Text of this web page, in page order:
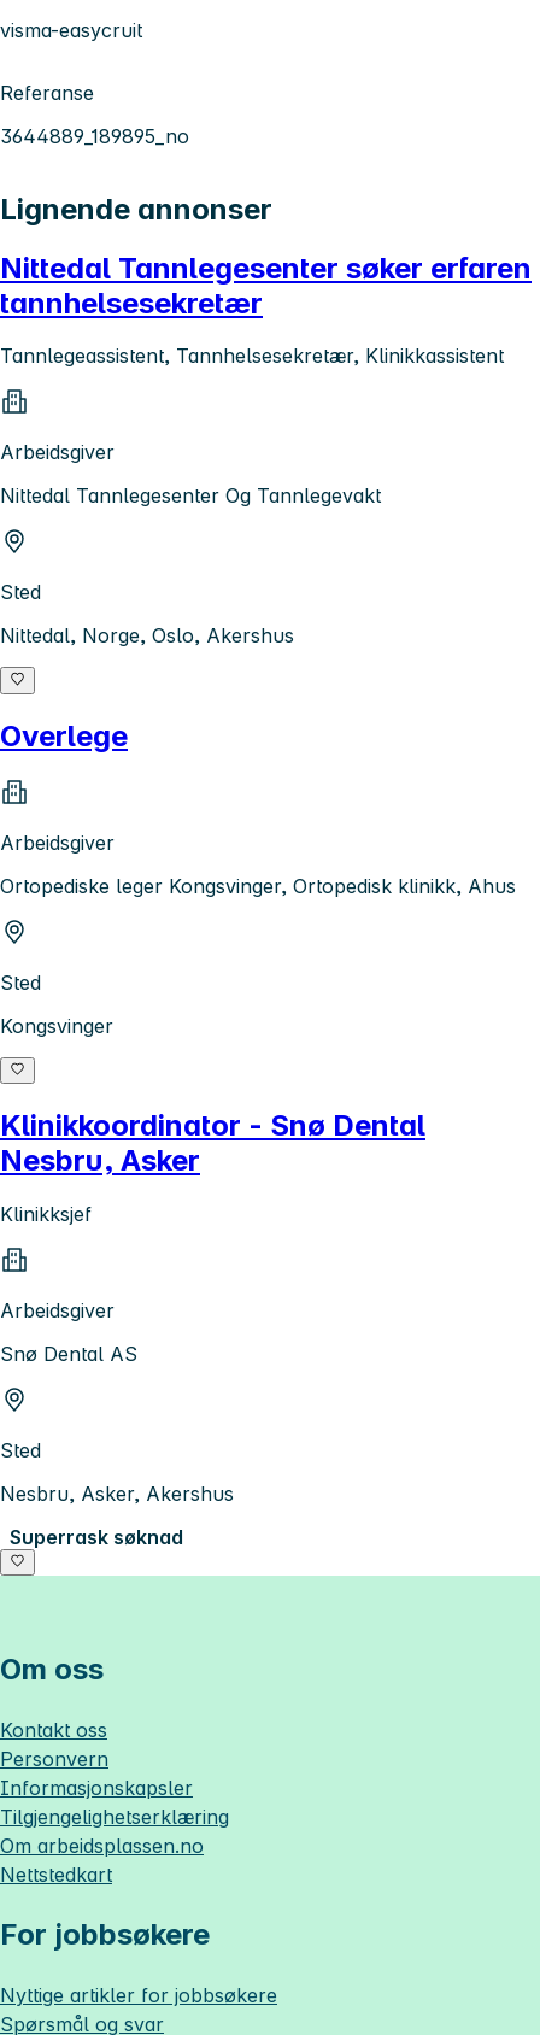
visma-easycruit
Referanse
3644889_189895_no
Lignende annonser
Nittedal Tannlegesenter søker erfaren
tannhelsesekretær
Tannlegeassistent, Tannhelsesekretær, Klinikkassistent
Arbeidsgiver
Nittedal Tannlegesenter Og Tannlegevakt
Sted
Nittedal, Norge, Oslo, Akershus
Overlege
Arbeidsgiver
Ortopediske leger Kongsvinger, Ortopedisk klinikk, Ahus
Sted
Kongsvinger
Klinikkoordinator - Snø Dental
Nesbru, Asker
Klinikksjef
Arbeidsgiver
Snø Dental AS
Sted
Nesbru, Asker, Akershus
Superrask søknad
Om oss
Kontakt oss
Personvern
Informasjonskapsler
Tilgjengelighetserklæring
Om arbeidsplassen.no
Nettstedkart
For jobbsøkere
Nyttige artikler for jobbsøkere
Spørsmål og svar